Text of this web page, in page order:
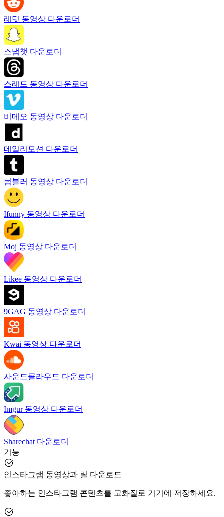
레딧 동영상 다운로더
스냅챗 다운로더
스레드 동영상 다운로더
비메오 동영상 다운로더
데일리모션 다운로더
텀블러 동영상 다운로더
Ifunny 동영상 다운로더
Moj 동영상 다운로더
Likee 동영상 다운로더
9GAG 동영상 다운로더
Kwai 동영상 다운로더
사운드클라우드 다운로더
Imgur 동영상 다운로더
Sharechat 다운로더
기능
인스타그램 동영상과 릴 다운로드
좋아하는 인스타그램 콘텐츠를 고화질로 기기에 저장하세요.